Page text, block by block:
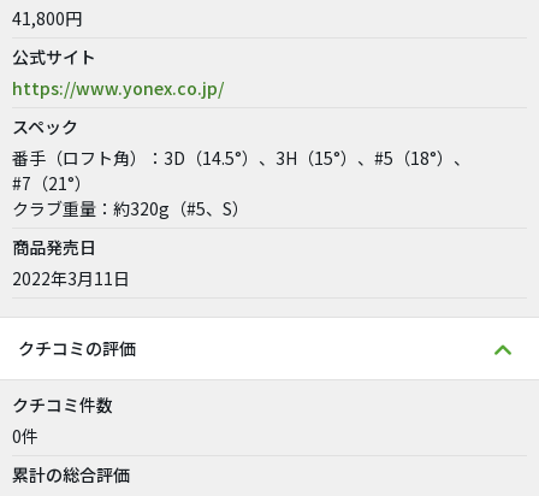
41,800円
公式サイト
https://www.yonex.co.jp/
スペック
番手（ロフト角）：3D（14.5°）、3H（15°）、#5（18°）、
#7（21°）
クラブ重量：約320g（#5、S）
商品発売日
2022年3月11日
クチコミの評価
クチコミ件数
0件
累計の総合評価